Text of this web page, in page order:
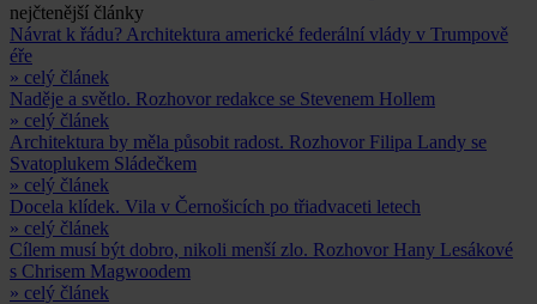
nejčtenější články
Návrat k řádu? Architektura americké federální vlády v Trumpově
éře
» celý článek
Naděje a světlo. Rozhovor redakce se Stevenem Hollem
» celý článek
Architektura by měla působit radost. Rozhovor Filipa Landy se
Svatoplukem Sládečkem
» celý článek
Docela klídek. Vila v Černošicích po třiadvaceti letech
» celý článek
Cílem musí být dobro, nikoli menší zlo. Rozhovor Hany Lesákové
s Chrisem Magwoodem
» celý článek